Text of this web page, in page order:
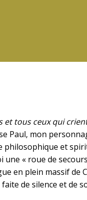
tous ceux qui
Paul, mon
philosophique et
« roue de
en plein massif de
de silence et de